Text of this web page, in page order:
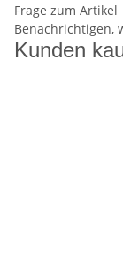
Frage zum Artikel
Benachrichtigen,
Kunden